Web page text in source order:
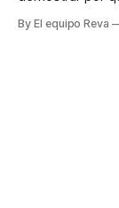
By El equipo Reva